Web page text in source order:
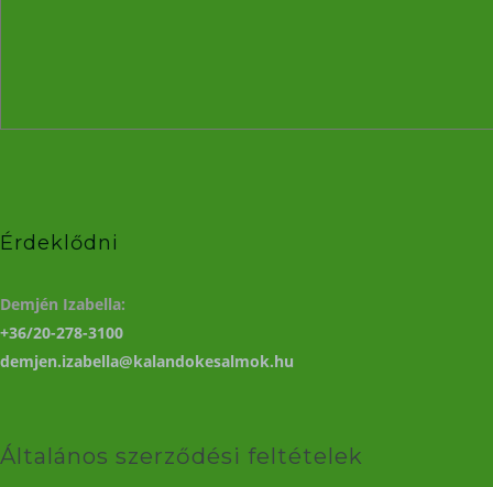
Érdeklődni
Demjén Izabella:
+36/20-278-3100
demjen.izabella@kalandokesalmok.hu
Általános szerződési feltételek